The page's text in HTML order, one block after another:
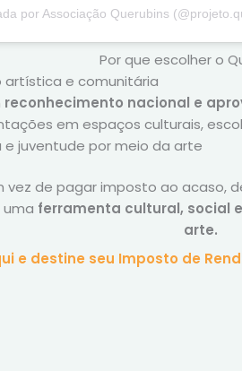
por Associação Querubins
Por que escolher o
e comunitária
reconhecimento nacional e
em espaços culturais,
e juventude por meio da arte
vez de pagar imposto ao acaso,
ferramenta cultural, social
arte.
e destine seu Imposto de